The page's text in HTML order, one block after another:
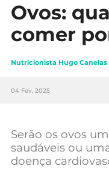
Nutrição
Receitas
Animais
Ovos:
comer
Nutricionista Hugo Canelas
04 Fev, 2025
Serão os ovos
saudáveis ou
doença